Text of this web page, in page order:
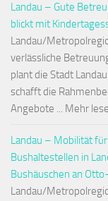
Landau – Gute
blickt mit
Landau/
verlässliche
plant die Stadt
schafft die
Angebote ... Mehr
Landau – Mobilität
Bushaltestellen in
Bushäuschen an
Landau/